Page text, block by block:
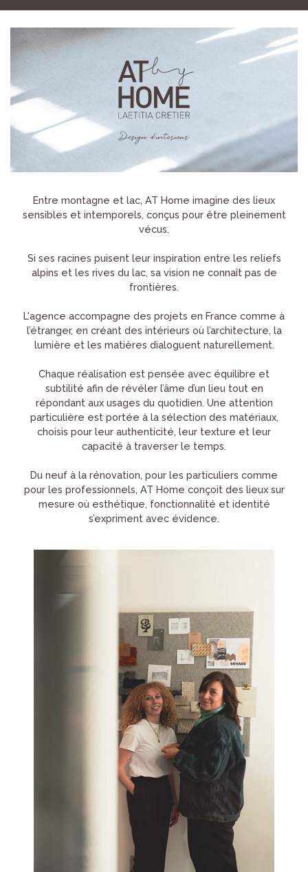
Entre montagne et lac, AT Home imagine des lieux
sensibles et intemporels, conçus pour être pleinement
vécus.
Si ses racines puisent leur inspiration entre les reliefs
alpins et les rives du lac, sa vision ne connaît pas de
frontières.
L'agence accompagne des projets en France comme à
l’étranger, en créant des intérieurs où l’architecture, la
lumière et les matières dialoguent naturellement.
Chaque réalisation est pensée avec équilibre et
subtilité afin de révéler l’âme d’un lieu tout en
répondant aux usages du quotidien. Une attention
particulière est portée à la sélection des matériaux,
choisis pour leur authenticité, leur texture et leur
capacité à traverser le temps.
Du neuf à la rénovation, pour les particuliers comme
pour les professionnels, AT Home conçoit des lieux sur
mesure où esthétique, fonctionnalité et identité
s’expriment avec évidence.